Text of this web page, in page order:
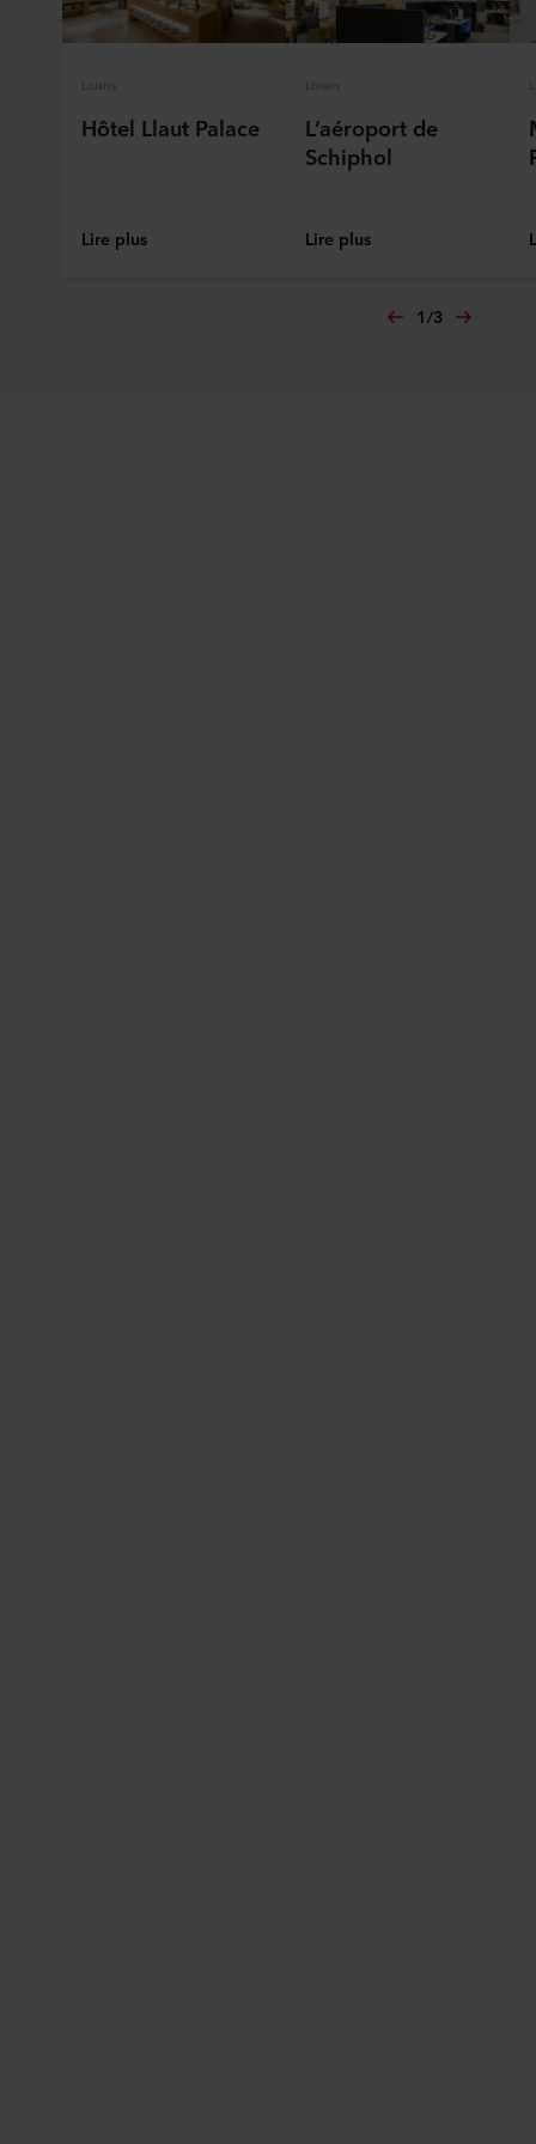
connaître notre traitement des données personnelles,
Loisirs
Hôtel Llaut Palace
Lire plus
Loisirs
L’aéroport de
Schiphol
Lire plus
1/3